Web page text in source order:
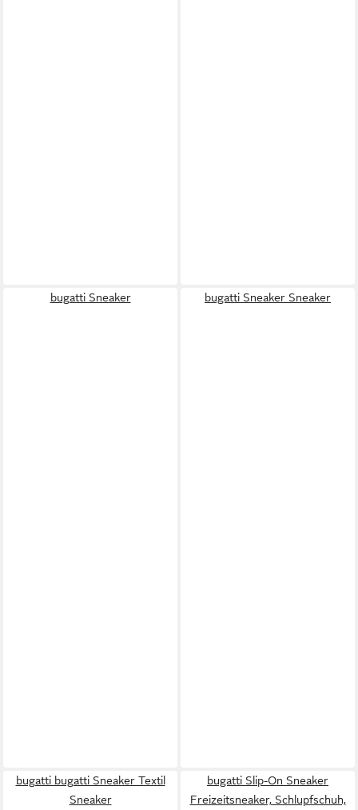
bugatti Sneaker bugatti Sneaker Sneaker
bugatti bugatti Sneaker Textil
Sneaker
bugatti Slip-On Sneaker
Freizeitsneaker, Schlupfschuh,